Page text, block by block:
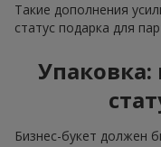
Такие дополнения
статус подарка для
Упаковка:
Бизнес-букет должен